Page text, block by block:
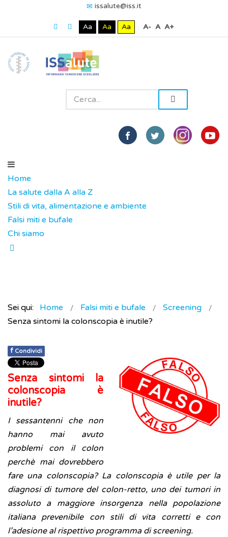
issalute@iss.it
Aa Aa Aa A- A A+
Home
La salute dalla A alla Z
Stili di vita, alimentazione e ambiente
Falsi miti e bufale
Chi siamo
Sei qui: Home Falsi miti e bufale
Screening
Senza sintomi la colonscopia è inutile?
f Condividi
Senza sintomi la
colonscopia è
inutile?
I sessantenni che non
hanno mai avuto
problemi con il colon
perchè mai dovrebbero
fare una colonscopia? La colonscopia è utile per la
diagnosi di tumore del colon-retto, uno dei tumori in
assoluto a maggiore insorgenza nella popolazione
italiana prevenibile con stili di vita corretti e con
l’adesione al rispettivo programma di screening.